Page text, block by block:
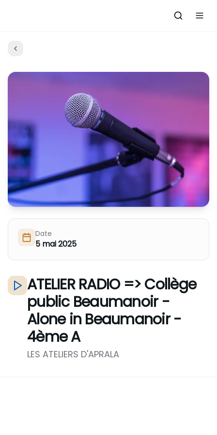
Actualités
Evénements à venir
Grille des Programmes
C'était quoi ce morceau?
L'Association
L'équipe et les bénévoles
Nous rejoindre : Participer
Les Ateliers Radio
Les créations des Ateliers
Nos prestations
Nous Soutenir / Adhérer
J'adhère
Exprime ton soutien
Nous Contacter
La newsletter
Date
5 mai 2025
ATELIER RADIO => Collège
public Beaumanoir -
Alone in Beaumanoir -
4ème A
LES ATELIERS D'APRALA